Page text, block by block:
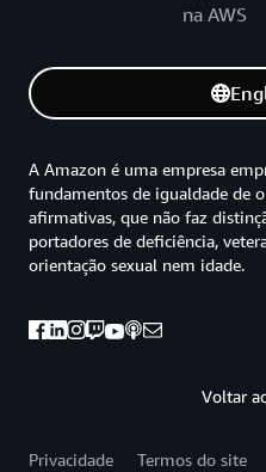
na AWS
Voltar
A Amazon é uma empresa
fundamentos de igualdade de
afirmativas, que não faz
portadores de deficiência,
orientação sexual nem idade.
Privacidade Termos do site